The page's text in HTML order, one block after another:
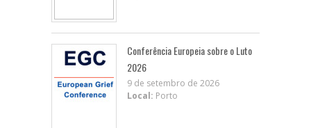
Conferência Europeia sobre o Luto
2026
9 de setembro de 2026
Local: Porto